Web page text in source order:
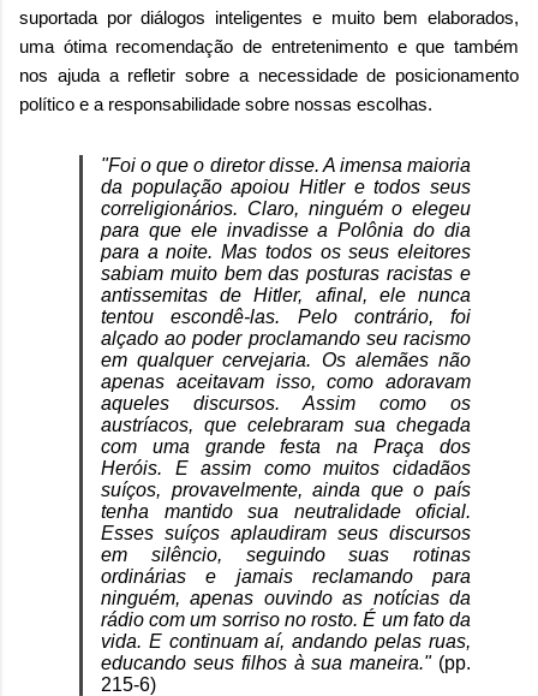
suportada por diálogos inteligentes e muito bem elaborados,
uma ótima recomendação de entretenimento e que também
nos ajuda a refletir sobre a necessidade de posicionamento
político e a responsabilidade sobre nossas escolhas.
"Foi o que o diretor disse. A imensa maioria
da população apoiou Hitler e todos seus
correligionários. Claro, ninguém o elegeu
para que ele invadisse a Polônia do dia
para a noite. Mas todos os seus eleitores
sabiam muito bem das posturas racistas e
antissemitas de Hitler, afinal, ele nunca
tentou escondê-las. Pelo contrário, foi
alçado ao poder proclamando seu racismo
em qualquer cervejaria. Os alemães não
apenas aceitavam isso, como adoravam
aqueles discursos. Assim como os
austríacos, que celebraram sua chegada
com uma grande festa na Praça dos
Heróis. E assim como muitos cidadãos
suíços, provavelmente, ainda que o país
tenha mantido sua neutralidade oficial.
Esses suíços aplaudiram seus discursos
em silêncio, seguindo suas rotinas
ordinárias e jamais reclamando para
ninguém, apenas ouvindo as notícias da
rádio com um sorriso no rosto. É um fato da
vida. E continuam aí, andando pelas ruas,
educando seus filhos à sua maneira."(pp.
215-6)